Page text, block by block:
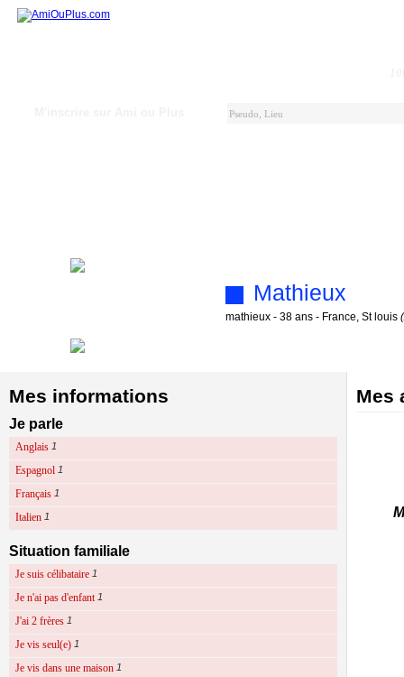
Mathieux
mathieux - 38 ans - France, St louis
Mes informations
Je parle
Anglais 1
Espagnol 1
Français 1
Italien 1
Situation familiale
Je suis célibataire 1
Je n'ai pas d'enfant 1
J'ai 2 frères 1
Je vis seul(e) 1
Je vis dans une maison 1
Mes